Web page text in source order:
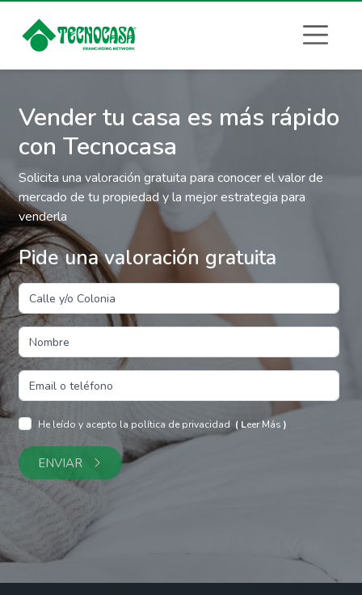
Vender tu casa es más rápido
con Tecnocasa
Solicita una valoración gratuita para conocer el valor de
mercado de tu propiedad y la mejor estrategia para
venderla
Pide una valoración gratuita
He leído y acepto la política de privacidad ( Leer Más )
ENVIAR